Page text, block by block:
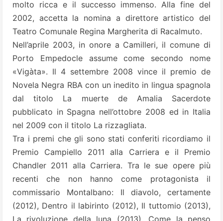
molto ricca e il successo immenso. Alla fine del
2002, accetta la nomina a direttore artistico del
Teatro Comunale Regina Margherita di Racalmuto.
Nell’aprile 2003, in onore a Camilleri, il comune di
Porto Empedocle assume come secondo nome
«Vigàta». Il 4 settembre 2008 vince il premio de
Novela Negra RBA con un inedito in lingua spagnola
dal titolo La muerte de Amalia Sacerdote
pubblicato in Spagna nell’ottobre 2008 ed in Italia
nel 2009 con il titolo La rizzagliata.
Tra i premi che gli sono stati conferiti ricordiamo il
Premio Campiello 2011 alla Carriera e il Premio
Chandler 2011 alla Carriera. Tra le sue opere più
recenti che non hanno come protagonista il
commissario Montalbano: Il diavolo, certamente
(2012), Dentro il labirinto (2012), Il tuttomio (2013),
La rivoluzione della luna (2013), Come la penso